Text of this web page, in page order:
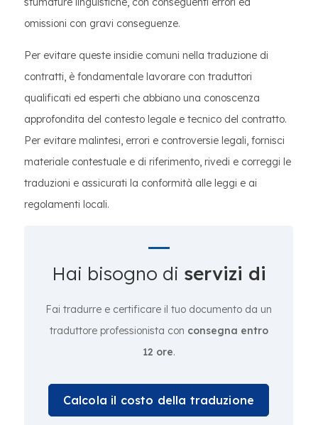
omissioni con gravi conseguenze.
Per evitare queste insidie comuni nella traduzione di
contratti, è fondamentale lavorare con traduttori
qualificati ed esperti che abbiano una conoscenza
approfondita del contesto legale e tecnico del contratto.
Per evitare malintesi, errori e controversie legali, fornisci
materiale contestuale e di riferimento, rivedi e correggi le
traduzioni e assicurati la conformità alle leggi e ai
regolamenti locali.
Hai bisogno di servizi di
Fai tradurre e certificare il tuo documento da un
traduttore professionista con consegna entro
12 ore.
Calcola il costo della traduzione